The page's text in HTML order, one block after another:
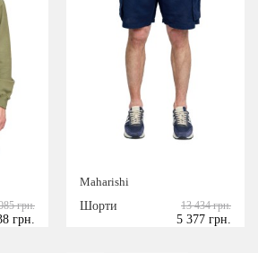
грн.
грн.
Maharishi
Шорти
13 434 грн.
5 377 грн.